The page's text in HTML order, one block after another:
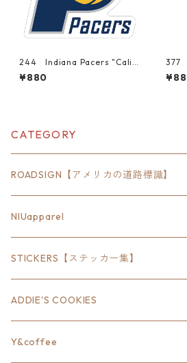
244 Indiana Pacers "Calif
ornia Market Center" アメ
リカンステッカー スーツケ
¥880
377
rket
CATEGORY
ROADSIGN【アメリカの道路標識】
18inch×6inch
18inch×8inch
18inch×12inch
24inch×8inch
NIUapparel
STICKERS【ステッカー集】
ステート
ハウス
ADDIE'S COOKIES
Y&coffee